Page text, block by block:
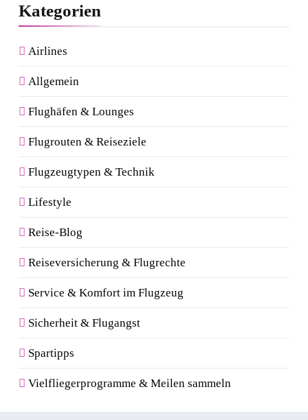
Kategorien
Airlines
Allgemein
Flughäfen & Lounges
Flugrouten & Reiseziele
Flugzeugtypen & Technik
Lifestyle
Reise-Blog
Reiseversicherung & Flugrechte
Service & Komfort im Flugzeug
Sicherheit & Flugangst
Spartipps
Vielfliegerprogramme & Meilen sammeln